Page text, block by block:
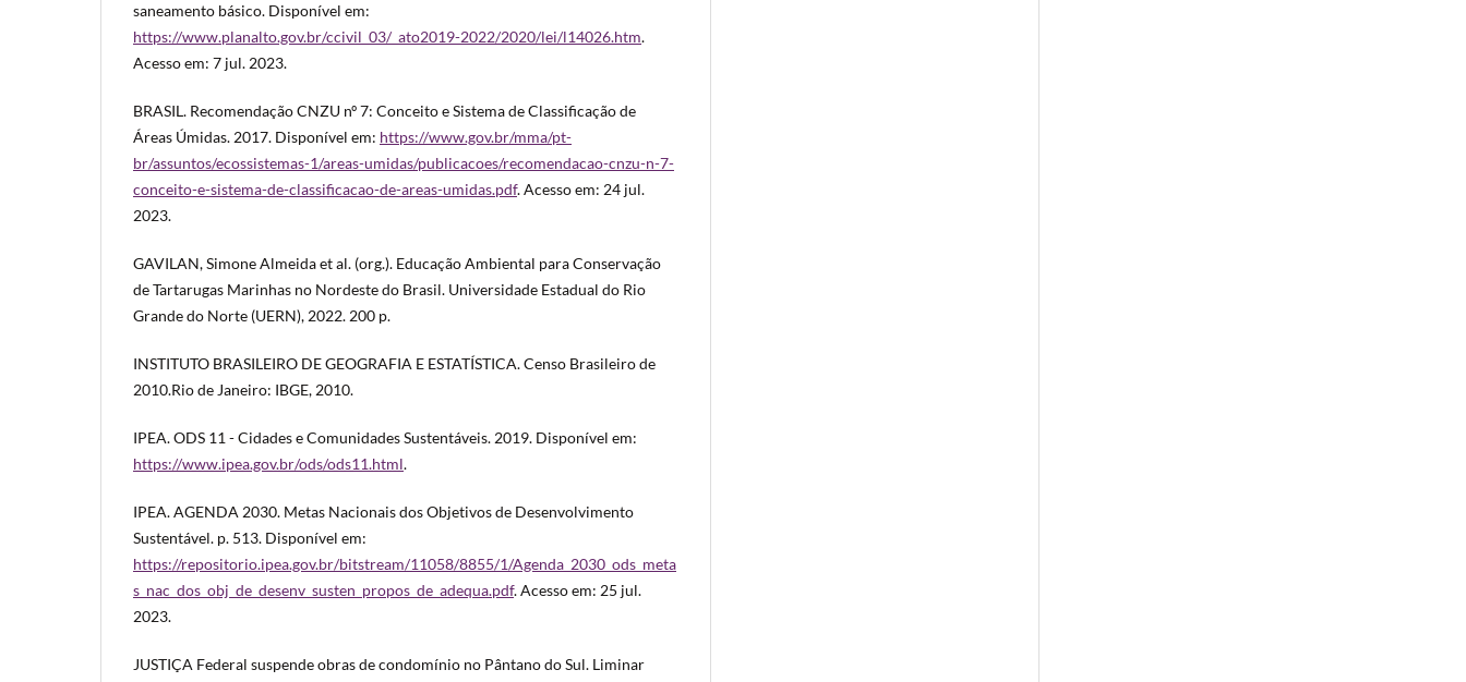
saneamento básico. Disponível em:
https://www.planalto.gov.br/ccivil_03/_ato2019-2022/2020/lei/l14026.htm.
Acesso em: 7 jul. 2023.
BRASIL. Recomendação CNZU nº 7: Conceito e Sistema de Classificação de
Áreas Úmidas. 2017. Disponível em: https://www.gov.br/mma/pt-
br/assuntos/ecossistemas-1/areas-umidas/publicacoes/recomendacao-cnzu-n-7-
conceito-e-sistema-de-classificacao-de-areas-umidas.pdf. Acesso em: 24 jul.
2023.
GAVILAN, Simone Almeida et al. (org.). Educação Ambiental para Conservação
de Tartarugas Marinhas no Nordeste do Brasil. Universidade Estadual do Rio
Grande do Norte (UERN), 2022. 200 p.
INSTITUTO BRASILEIRO DE GEOGRAFIA E ESTATÍSTICA. Censo Brasileiro de
2010.Rio de Janeiro: IBGE, 2010.
IPEA. ODS 11 - Cidades e Comunidades Sustentáveis. 2019. Disponível em:
https://www.ipea.gov.br/ods/ods11.html.
IPEA. AGENDA 2030. Metas Nacionais dos Objetivos de Desenvolvimento
Sustentável. p. 513. Disponível em:
https://repositorio.ipea.gov.br/bitstream/11058/8855/1/Agenda_2030_ods_meta
s_nac_dos_obj_de_desenv_susten_propos_de_adequa.pdf. Acesso em: 25 jul.
2023.
JUSTIÇA Federal suspende obras de condomínio no Pântano do Sul. Liminar